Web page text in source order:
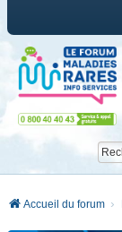
Accueil du forum